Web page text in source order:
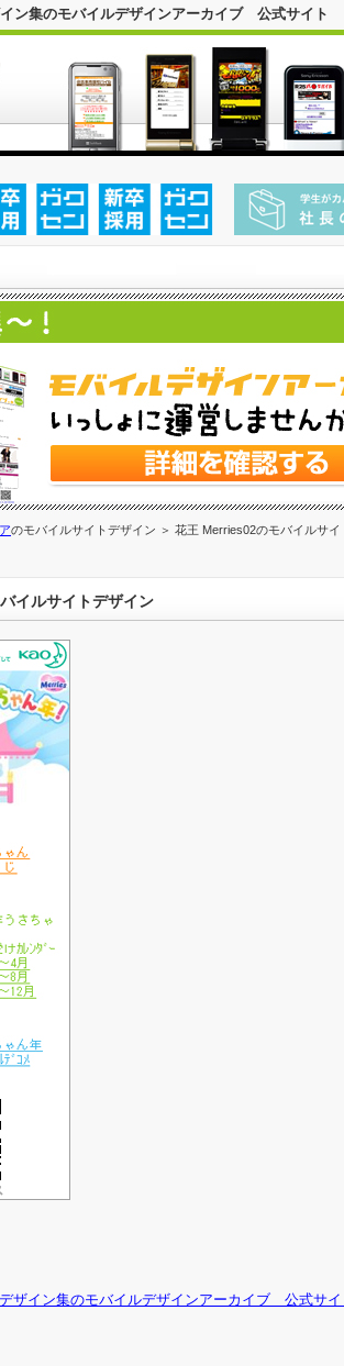
ン集のモバイルデザインアーカイブ 公式サイト
のモバイルサイトデザイン ＞ 花王 Merries02のモバイルサイ
イルサイトデザイン
ザイン集のモバイルデザインアーカイブ 公式サイ